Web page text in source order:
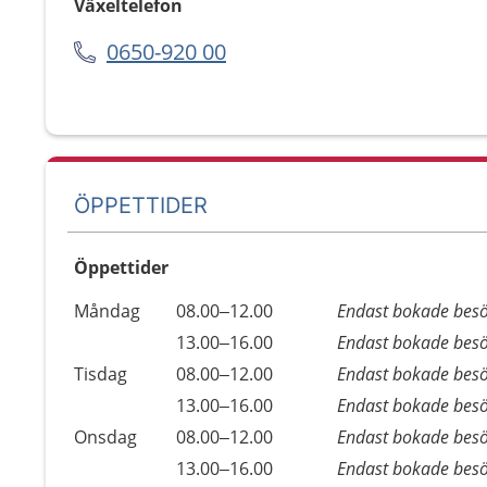
Växeltelefon
0650-920 00
ÖPPETTIDER
Öppettider
Dag
Öppettider
Kommentarer
Måndag 08.00–12.00
Endast bokade
13.00–16.00
Endast bokade
Tisdag
08.00–12.00
Endast bokade
13.00–16.00
Endast bokade
Onsdag
08.00–12.00
Endast bokade
13.00–16.00
Endast bokade